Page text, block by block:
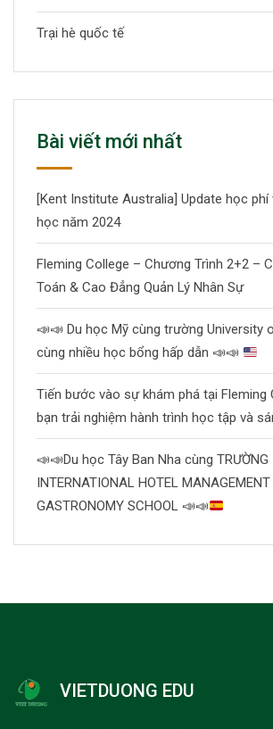
Trại hè quốc tế
Bài viết mới nhất
[Kent Institute Australia] Update học phí
học năm 2024
Fleming College – Chương Trình 2+2 –
Toán & Cao Đẳng Quản Lý Nhân Sự
📣📣 Du học Mỹ cùng trường University
cùng nhiều học bổng hấp dẫn 📣📣
Tiến bước vào sự khám phá tại Fleming
bạn trải nghiệm hành trình học tập và
📣📣Du học Tây Ban Nha cùng TRƯỜNG
INTERNATIONAL HOTEL
GASTRONOMY SCHOOL 📣📣
VIETDUONG EDU